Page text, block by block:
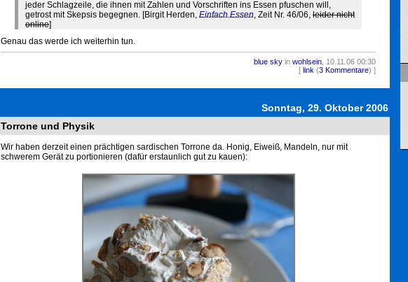
jeder Schlagzeile, die ihnen mit Zahlen und Vorschriften ins Essen pfuschen will,
getrost mit Skepsis begegnen. [Birgit Herden, Einfach Essen, Zeit Nr. 46/06, leider nicht
online]
Genau das werde ich weiterhin tun.
blue sky in wohlsein , 10.11.06 00:30
[ link (3 Kommentare) ]
Sonntag, 29. Oktober 2006
Torrone und Physik
Wir haben derzeit einen prächtigen sardischen Torrone da. Honig, Eiweiß, Mandeln, nur mit
schwerem Gerät zu portionieren (dafür erstaunlich gut zu kauen):